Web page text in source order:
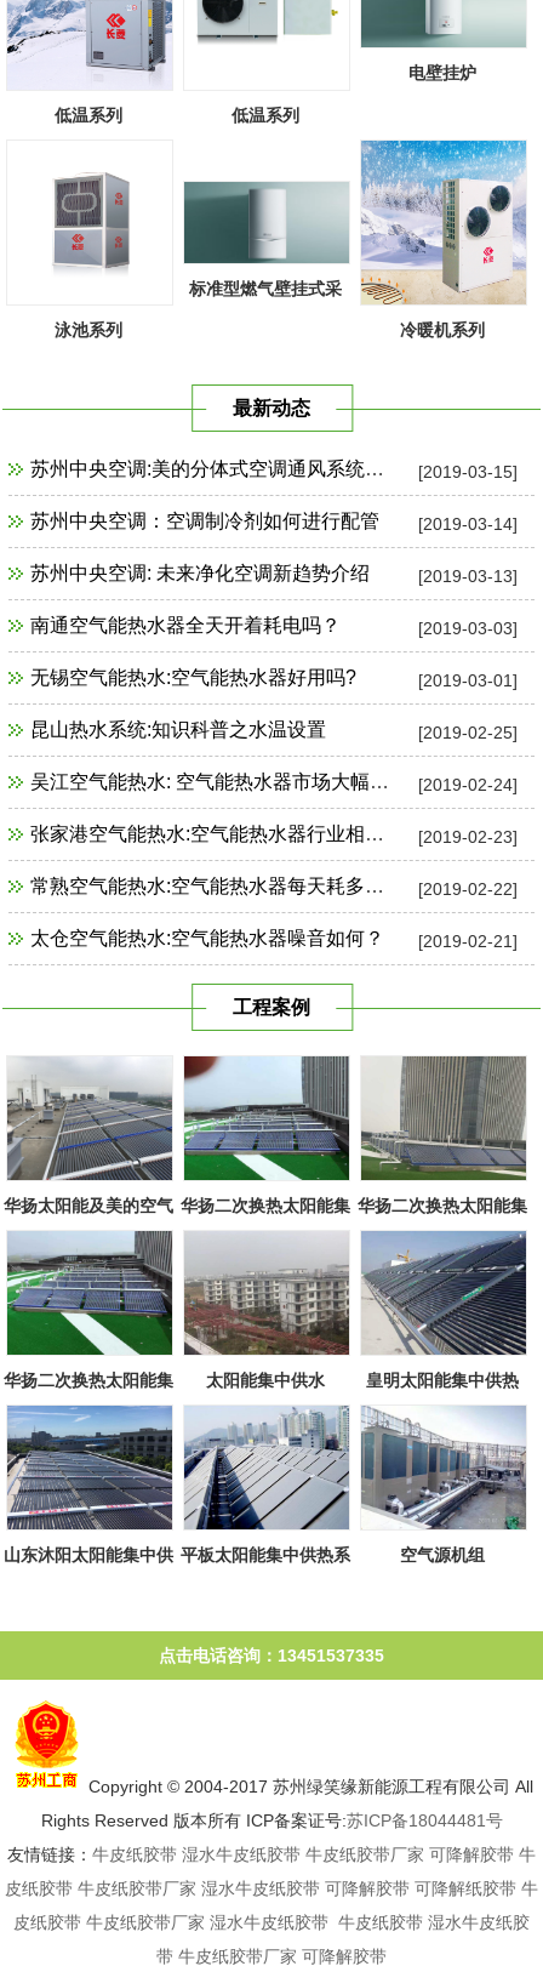
低温系列 低温系列
电壁挂炉
泳池系列
标准型燃气壁挂式采
冷暖机系列
最新动态
[2019-03-15]
苏州中央空调:美的分体式空调通风系统故障检修
[2019-03-14]
苏州中央空调：空调制冷剂如何进行配管
[2019-03-13]
苏州中央空调: 未来净化空调新趋势介绍
[2019-03-03]
南通空气能热水器全天开着耗电吗？
[2019-03-01]
无锡空气能热水:空气能热水器好用吗?
[2019-02-25]
昆山热水系统:知识科普之水温设置
[2019-02-24]
吴江空气能热水: 空气能热水器市场大幅增长
[2019-02-23]
张家港空气能热水:空气能热水器行业相关政策一览
[2019-02-22]
常熟空气能热水:空气能热水器每天耗多少电？
[2019-02-21]
太仓空气能热水:空气能热水器噪音如何？
工程案例
华扬太阳能及美的空气 华扬二次换热太阳能集 华扬二次换热太阳能集
中系统
华扬二次换热太阳能集
中系统
太阳能集中供水 皇明太阳能集中供热
山东沐阳太阳能集中供 平板太阳能集中供热系
空气源机组
点击电话咨询：13451537335
Copyright © 2004-2017 苏州绿笑缘新能源工程有限公司 All
Rights Reserved 版本所有 ICP备案证号:苏ICP备18044481号
友情链接： 牛皮纸胶带 湿水牛皮纸胶带 牛皮纸胶带厂家 可降解胶带 牛
皮纸胶带 牛皮纸胶带厂家 湿水牛皮纸胶带 可降解胶带 可降解纸胶带 牛
皮纸胶带 牛皮纸胶带厂家 湿水牛皮纸胶带 牛皮纸胶带 湿水牛皮纸胶
带 牛皮纸胶带厂家 可降解胶带